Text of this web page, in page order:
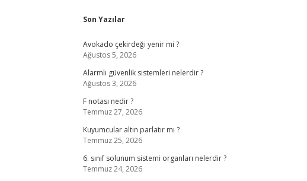
Sidebar
Son Yazılar
Avokado çekirdeği yenir mi ?
Ağustos 5, 2026
Alarmlı güvenlik sistemleri nelerdir ?
Ağustos 3, 2026
F notası nedir ?
Temmuz 27, 2026
Kuyumcular altın parlatır mı ?
Temmuz 25, 2026
6. sınıf solunum sistemi organları nelerdir ?
Temmuz 24, 2026